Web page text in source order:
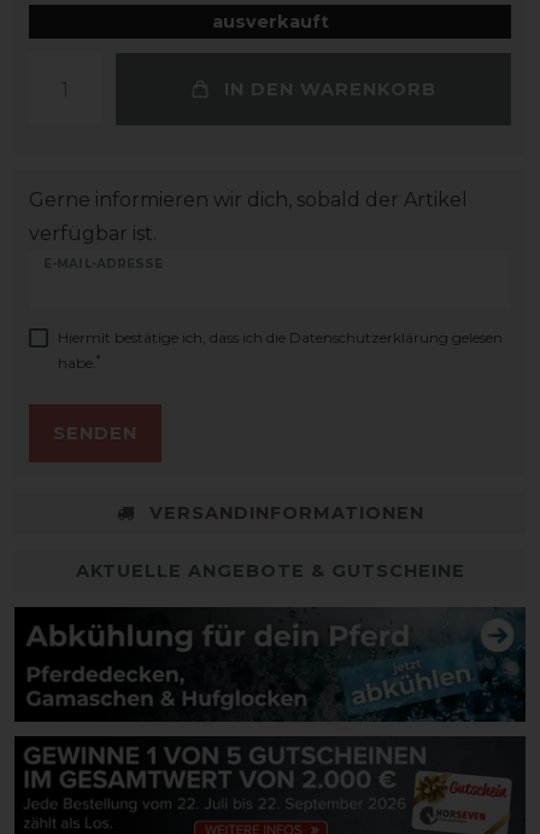
ausverkauft
IN DEN WARENKORB
Gerne informieren wir dich, sobald der Artikel
verfügbar ist.
E-MAIL-ADRESSE
Hiermit bestätige ich, dass ich die Daten­schutz­erklärung gelesen
habe. *
SENDEN
VERSANDINFORMATIONEN
AKTUELLE ANGEBOTE & GUTSCHEINE